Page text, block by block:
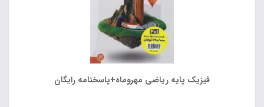
فیزیک پایه ریاضی مهروماه+پاسخنامه رایگان